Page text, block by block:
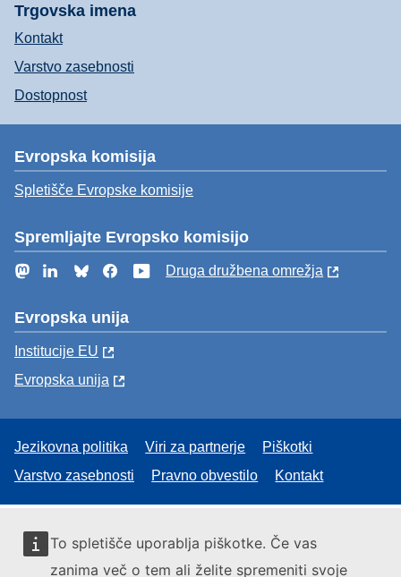
To spletišče uporablja piškotke. Če vas
zanima več o tem ali želite spremeniti svoje
Trgovska imena
Kontakt
Varstvo zasebnosti
Dostopnost
Evropska komisija
Spletišče Evropske komisije
Spremljajte Evropsko komisijo
MastodonLinkedInBlueskyFacebookYouTube
Druga družbena omrežja
Evropska unija
Institucije EU
Evropska unija
Jezikovna politika Viri za partnerje
Piškotki
Varstvo zasebnosti
Pravno obvestilo Kontakt